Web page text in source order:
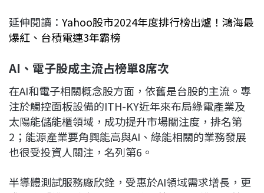
延伸閱讀： Yahoo股市2024年度排行榜出爐！鴻海最
爆紅、台積電連3年霸榜
AI、電子股成主流占榜單8席次
在AI和電子相關概念股方面，依舊是台股的主流。專
注於觸控面板設備的ITH-KY近年來布局綠電產業及
太陽能儲能櫃領域，成功提升市場關注度，排名第
2；能源產業要角興能高與AI、綠能相關的業務發展
也很受投資人關注，名列第6。
半導體測試服務廠欣銓，受惠於AI領域需求增長，更